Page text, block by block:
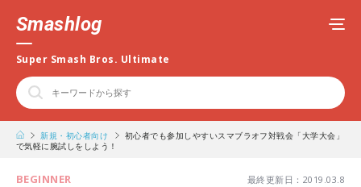
Smashlog
Super Smash Bros. Ultimate
新規・初心者向け
初心者でも参加しやすいスマブラオフ対戦会「大学大会」
で気軽に腕試しをしよう！
BEGINNER 最終更新日：2019.03.8